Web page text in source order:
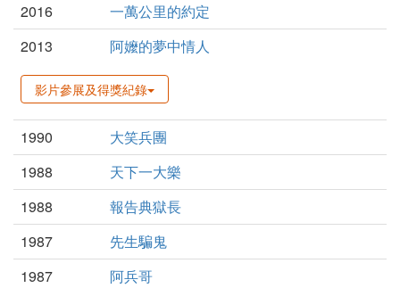
2016
一萬公里的約定
2013
阿嬤的夢中情人
影片參展及得獎紀錄
1990
大笑兵團
1988
天下一大樂
1988
報告典獄長
1987
先生騙鬼
1987
阿兵哥